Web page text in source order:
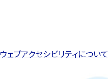
ウェブアクセシビリティについて